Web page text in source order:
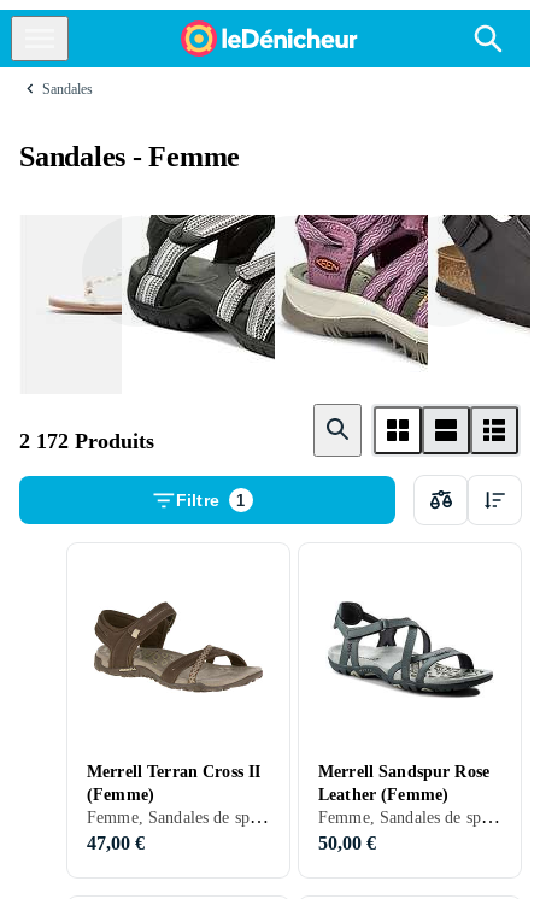
Sandales
Sandales - Femme
Teva Keen
2 172 Produits
Filtre 1
Merrell Terran Cross II
(Femme)
Femme, Sandales de sport, 36, 37, 38, 39, 40, 41, 42, 43, 40,5, 50, 35,5, 37,5, Noir, Blanc, Gris, Turkos, Marron, Bleu, Rouge, Orange, Or, Vert, Beige, Rose, Violet, Kaki, Brons, Cuir, Synthétique, Simili cuir, Tissu/Textile
47,00 €
Merrell Sandspur Rose
Leather (Femme)
Femme, Sandales de sport, 36, 37, 38, 39, 40, 41, 42, 38,5, 39,5, Noir, Gris, Turkos, Marron, Bleu, Rouge, Jaune, Beige, Rose, Violet, Cuir, Suède, Tissu/Textile
50,00 €